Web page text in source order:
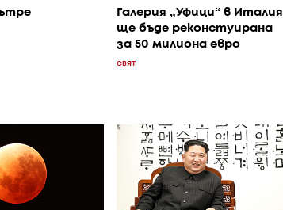
Галерия „Уфици“ в Италия
ще бъде реконстуирана
за 50 милиона евро
СВЯТ